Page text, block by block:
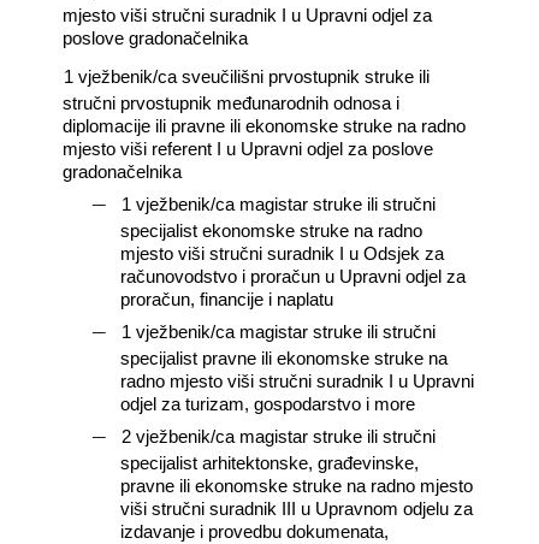
mjesto viši stručni suradnik I u Upravni odjel za
poslove gradonačelnika
1 vježbenik/ca sveučilišni prvostupnik struke ili
stručni prvostupnik međunarodnih odnosa i
diplomacije ili pravne ili ekonomske struke na radno
mjesto viši referent I u Upravni odjel za poslove
gradonačelnika
―
1 vježbenik/ca magistar struke ili stručni
specijalist ekonomske struke na radno
mjesto viši stručni suradnik I u Odsjek za
računovodstvo i proračun u Upravni odjel za
proračun, financije i naplatu
―
1 vježbenik/ca magistar struke ili stručni
specijalist pravne ili ekonomske struke na
radno mjesto viši stručni suradnik I u Upravni
odjel za turizam, gospodarstvo i more
―
2 vježbenik/ca magistar struke ili stručni
specijalist arhitektonske, građevinske,
pravne ili ekonomske struke na radno mjesto
viši stručni suradnik III u Upravnom odjelu za
izdavanje i provedbu dokumenata,